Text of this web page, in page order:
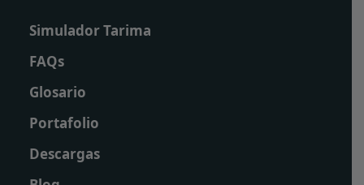
Simulador Tarima
FAQs
Glosario
Portafolio
Descargas